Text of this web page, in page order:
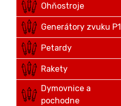
Ohňostroje
Generátory zvuku P1
Petardy
Rakety
Dymovnice a
pochodne